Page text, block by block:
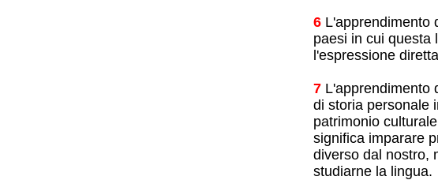
6 L'apprendimento
paesi in cui questa
l'espressione
7 L'apprendimento
di storia personale
patrimonio
significa imparare
diverso dal nostro,
studiarne la lingua.